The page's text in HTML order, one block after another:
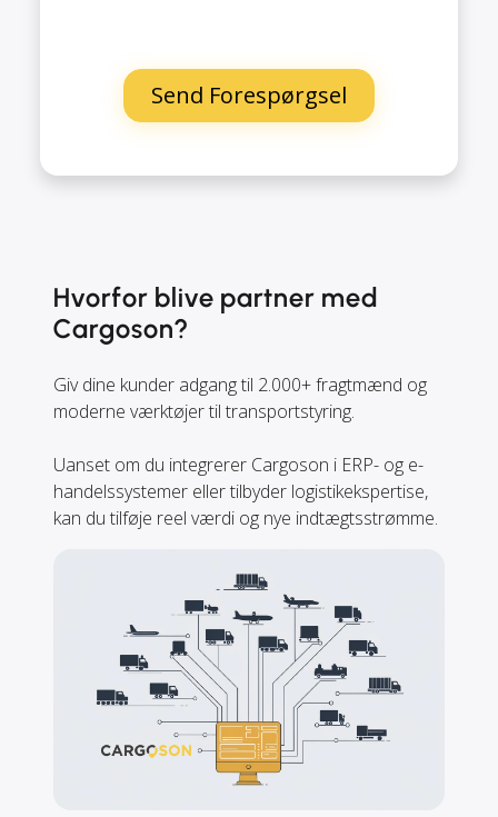
Hvorfor blive partner med
Cargoson?
Giv dine kunder adgang til 2.000+ fragtmænd og
moderne værktøjer til transportstyring.
Uanset om du integrerer Cargoson i ERP- og e-
handelssystemer eller tilbyder logistikekspertise,
kan du tilføje reel værdi og nye indtægtsstrømme.